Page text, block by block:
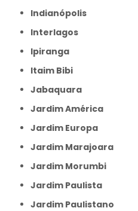
Indianópolis
Interlagos
Ipiranga
Itaim Bibi
Jabaquara
Jardim América
Jardim Europa
Jardim Marajoara
Jardim Morumbi
Jardim Paulista
Jardim Paulistano